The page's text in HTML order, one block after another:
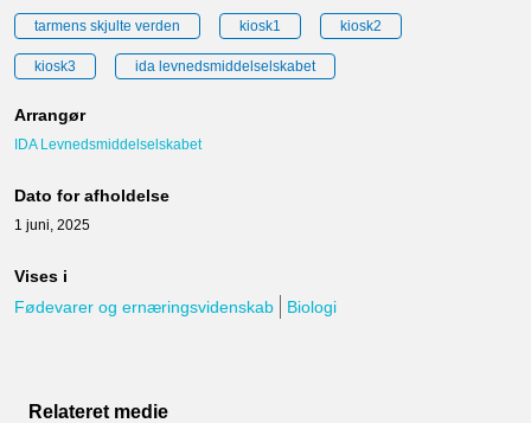
tarmens skjulte verden kiosk1 kiosk2
kiosk3 ida levnedsmiddelselskabet
Arrangør
IDA Levnedsmiddelselskabet
Dato for afholdelse
1 juni, 2025
Vises i
Fødevarer og ernæringsvidenskab
Biologi
Relateret medie